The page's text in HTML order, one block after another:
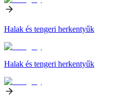
Halak és tengeri herkentyűk
Halak és tengeri herkentyűk